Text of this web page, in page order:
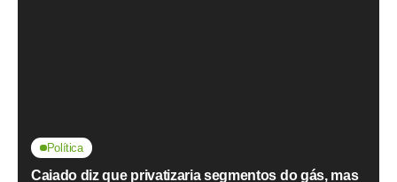
Política
Caiado diz que privatizaria segmentos do gás, mas